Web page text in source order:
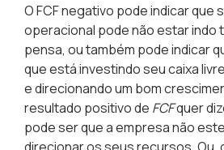
O FCF negativo pode indicar que
operacional pode não estar indo
pensa, ou também pode indicar
que está investindo seu caixa
e direcionando um bom
resultado positivo de FCFquer
pode ser que a empresa não